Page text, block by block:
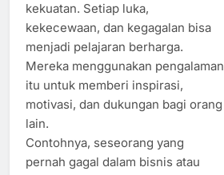
kekuatan. Setiap luka,
kekecewaan, dan kegagalan bisa
menjadi pelajaran berharga.
Mereka menggunakan pengalaman
itu untuk memberi inspirasi,
motivasi, dan dukungan bagi orang
lain.
Contohnya, seseorang yang
pernah gagal dalam bisnis atau